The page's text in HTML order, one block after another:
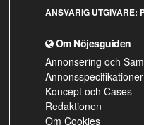
ANSVARIG UTGIVARE:
Om Nöjesguiden
Annonsering och
Annonsspecifikationer
Koncept och Cases
Redaktionen
Om Cookies